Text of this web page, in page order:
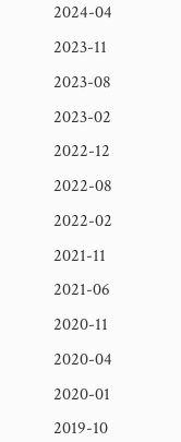
2024-04
2023-11
2023-08
2023-02
2022-12
2022-08
2022-02
2021-11
2021-06
2020-11
2020-04
2020-01
2019-10